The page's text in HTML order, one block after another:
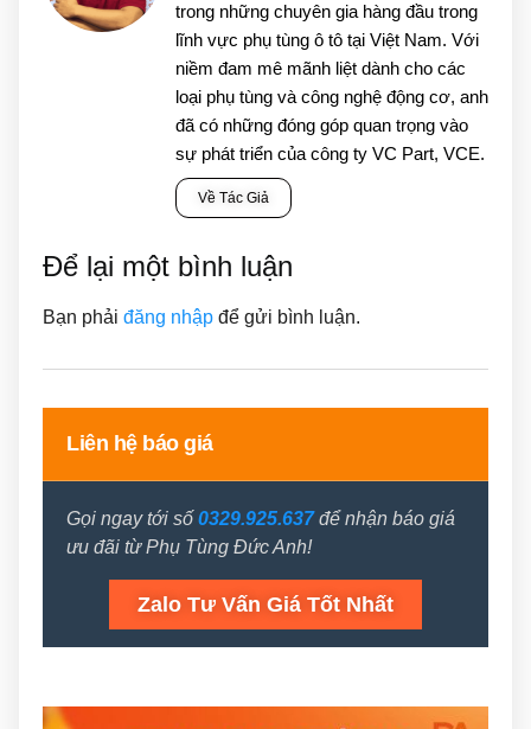
trong những chuyên gia hàng đầu trong
lĩnh vực phụ tùng ô tô tại Việt Nam. Với
niềm đam mê mãnh liệt dành cho các
loại phụ tùng và công nghệ động cơ, anh
đã có những đóng góp quan trọng vào
sự phát triển của công ty VC Part, VCE.
Về Tác Giả
Để lại một bình luận
Bạn phải đăng nhập để gửi bình luận.
Liên hệ báo giá
Gọi ngay tới số 0329.925.637để nhận báo giá
ưu đãi từ Phụ Tùng Đức Anh!
Zalo Tư Vấn Giá Tốt Nhất